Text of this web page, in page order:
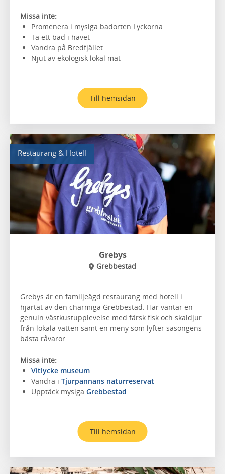
Missa inte:
Promenera i mysiga badorten Lyckorna
Ta ett bad i havet
Vandra på Bredfjället
Njut av ekologisk lokal mat
Till hemsidan
Restaurang & Hotell
Grebys
Grebbestad
Grebys är en familjeägd restaurang med hotell i
hjärtat av den charmiga Grebbestad. Här väntar en
genuin västkustupplevelse med färsk fisk och skaldjur
från lokala vatten samt en meny som lyfter säsongens
bästa råvaror.
Missa inte:
Vitlycke museum
Vandra i Tjurpannans naturreservat
Upptäck mysiga Grebbestad
Till hemsidan